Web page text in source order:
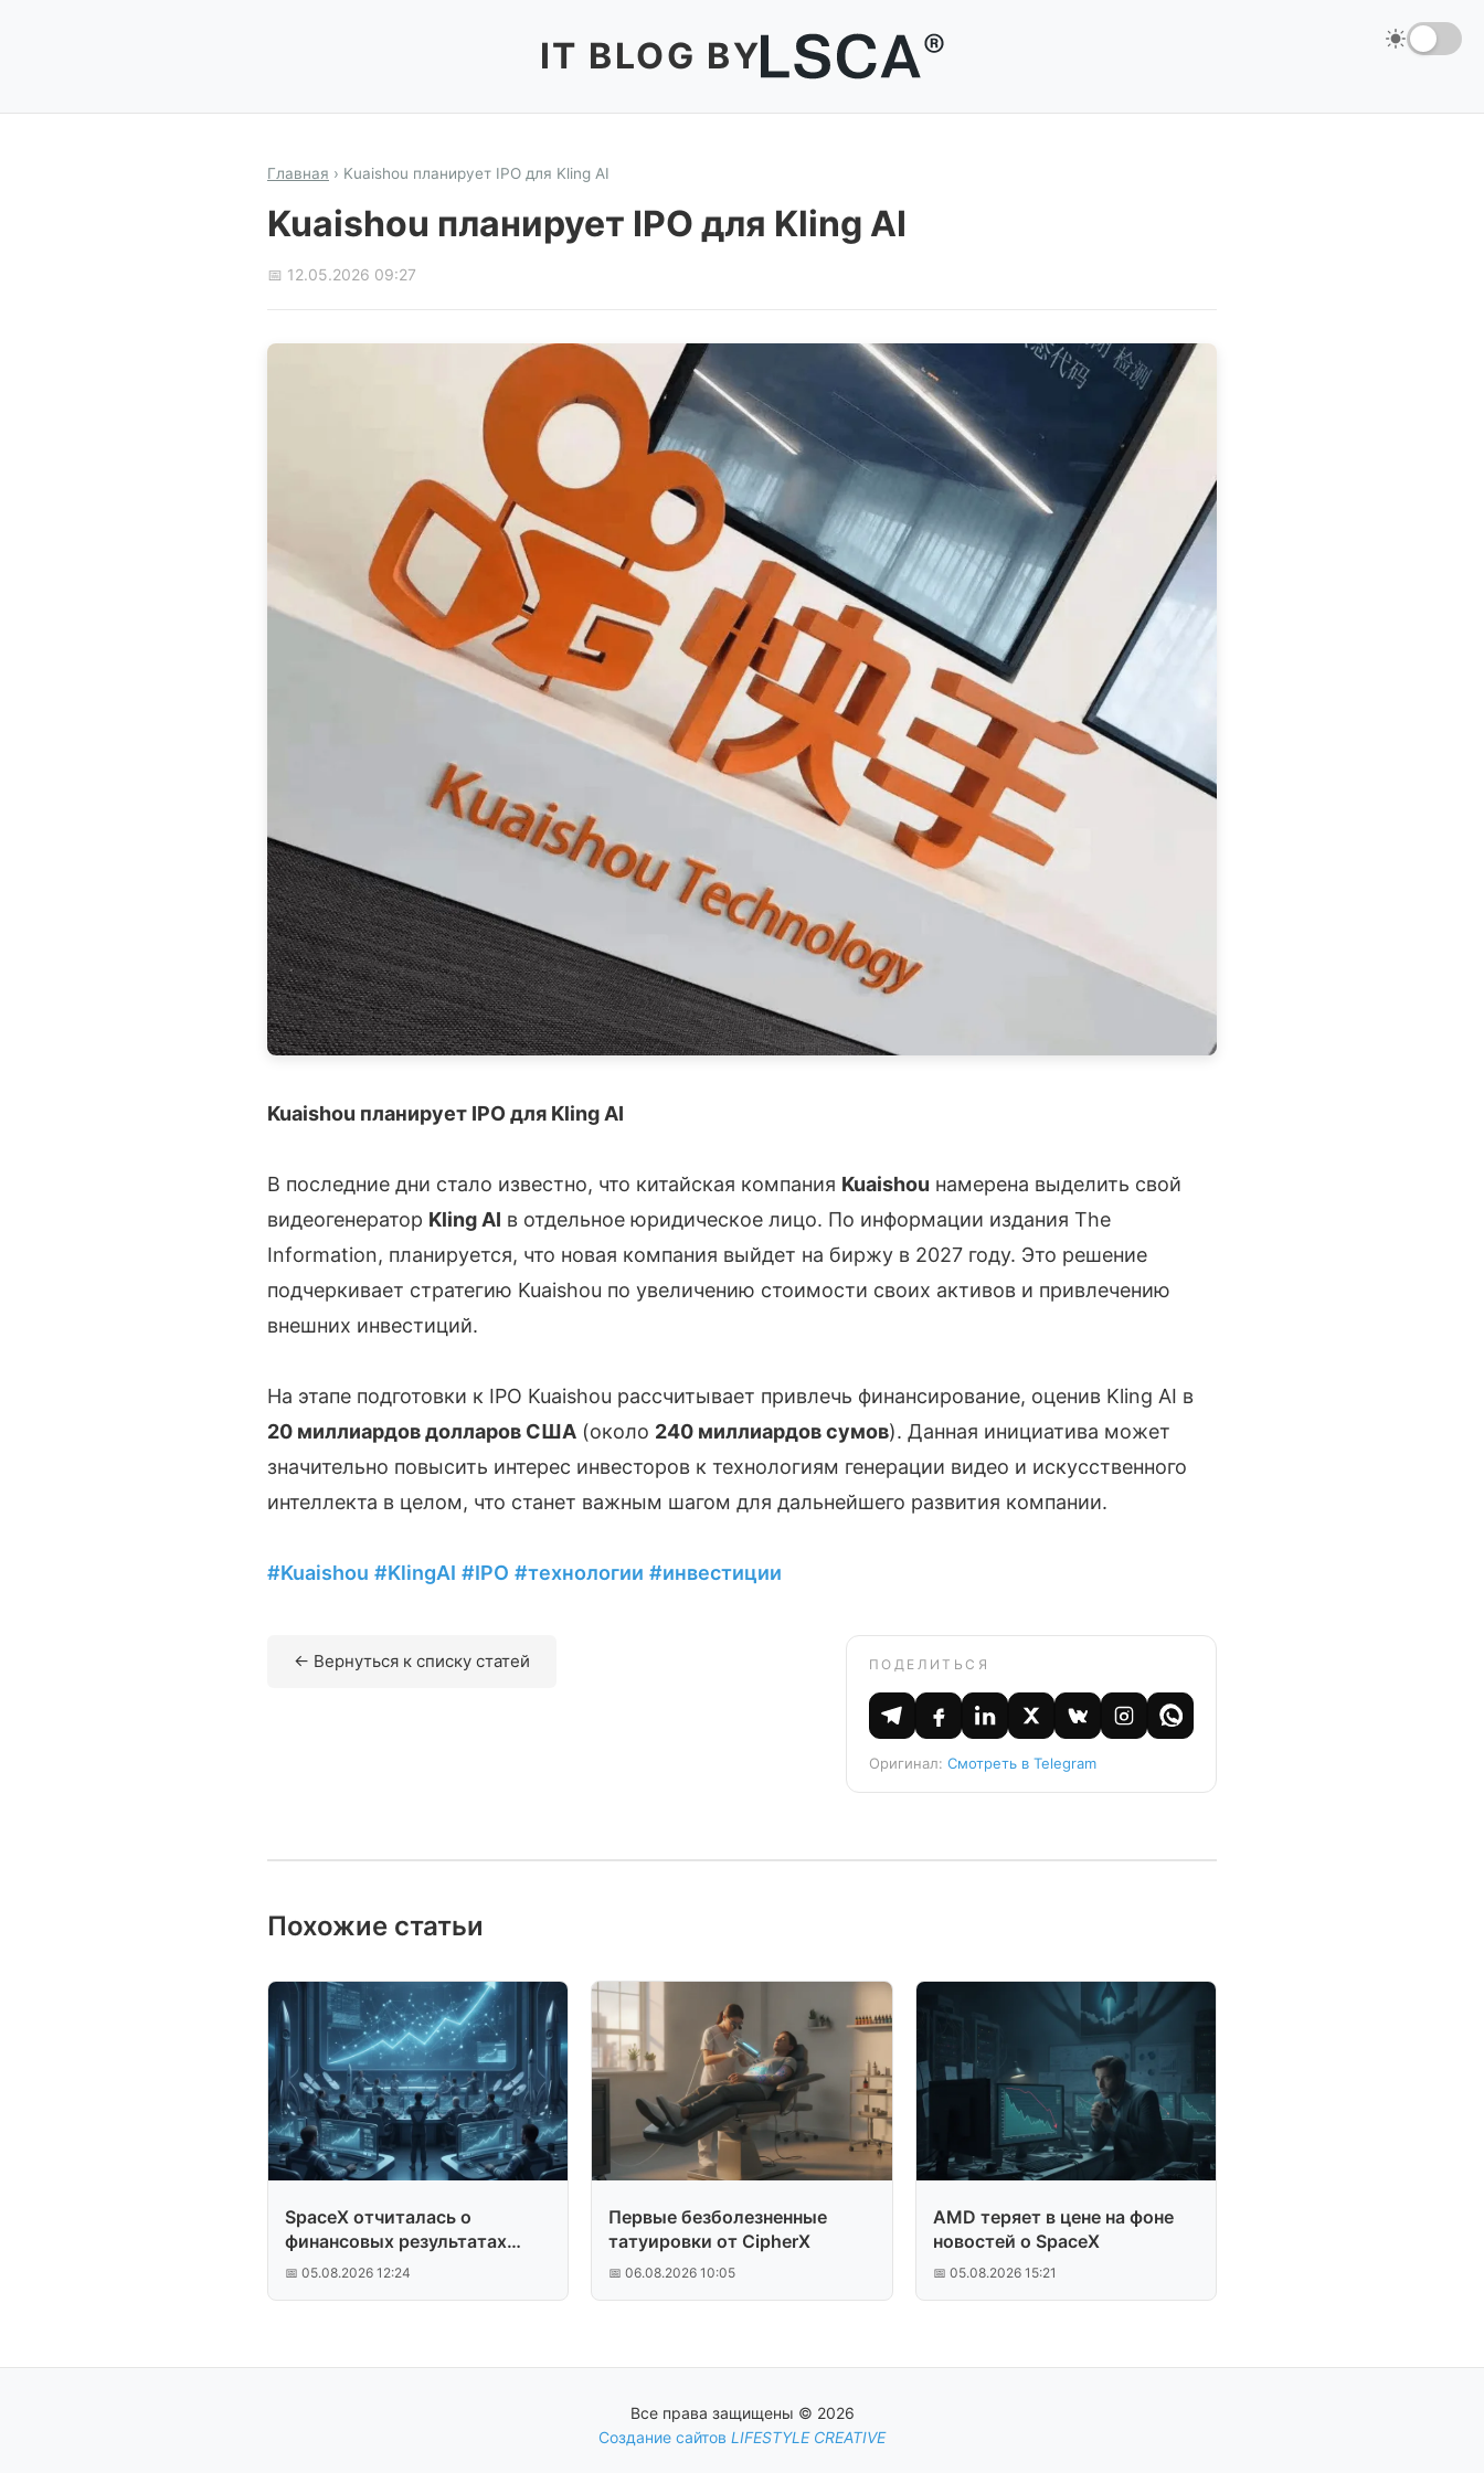
IT BLOG BY
Главная › Kuaishou планирует IPO для Kling AI
Kuaishou планирует IPO для Kling AI
📅 12.05.2026 09:27
Kuaishou планирует IPO для Kling AI
В последние дни стало известно, что китайская компания Kuaishou намерена выделить свой
видеогенератор Kling AI в отдельное юридическое лицо. По информации издания The
Information, планируется, что новая компания выйдет на биржу в 2027 году. Это решение
подчеркивает стратегию Kuaishou по увеличению стоимости своих активов и привлечению
внешних инвестиций.
На этапе подготовки к IPO Kuaishou рассчитывает привлечь финансирование, оценив Kling AI в
20 миллиардов долларов США (около 240 миллиардов сумов). Данная инициатива может
значительно повысить интерес инвесторов к технологиям генерации видео и искусственного
интеллекта в целом, что станет важным шагом для дальнейшего развития компании.
#Kuaishou #KlingAI #IPO #технологии #инвестиции
← Вернуться к списку статей ПОДЕЛИТЬСЯ
Оригинал: Смотреть в Telegram
Похожие статьи
SpaceX отчиталась о
финансовых результатах
после IPO
📅 05.08.2026 12:24
Первые безболезненные
татуировки от CipherX
📅 06.08.2026 10:05
AMD теряет в цене на фоне
новостей о SpaceX
📅 05.08.2026 15:21
Все права защищены © 2026
Создание сайтов LIFESTYLE CREATIVE